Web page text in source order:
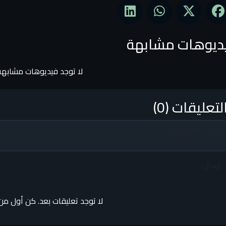
مشابهة
لا توجد فيديوهات
(0)
لا توجد تعليقات بعد. كن أول